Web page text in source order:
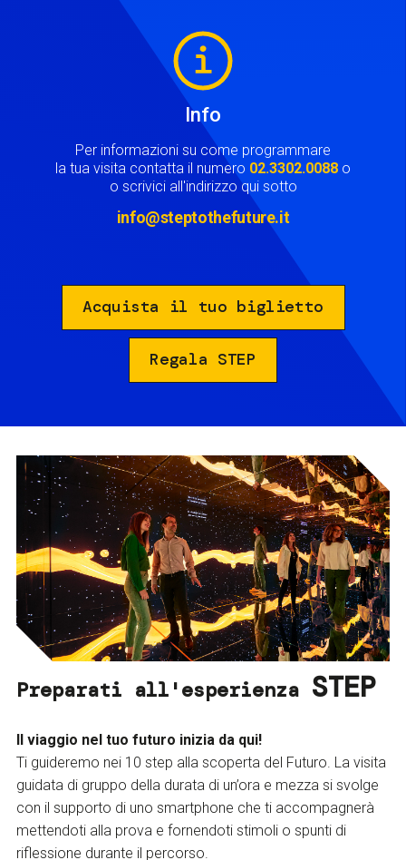
Info
Per informazioni su come programmare
la tua visita contatta il numero 02.3302.0088 o
o scrivici all'indirizzo qui sotto
info@steptothefuture.it
Acquista il tuo biglietto
Regala STEP
Preparati all'esperienza STEP
Il viaggio nel tuo futuro inizia da qui!
Ti guideremo nei 10 step alla scoperta del Futuro. La visita
guidata di gruppo della durata di un’ora e mezza si svolge
con il supporto di uno smartphone che ti accompagnerà
mettendoti alla prova e fornendoti stimoli o spunti di
riflessione durante il percorso.